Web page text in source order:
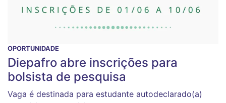
OPORTUNIDADE
Diepafro abre inscrições para
bolsista de pesquisa
Vaga é destinada para estudante autodeclarado(a)